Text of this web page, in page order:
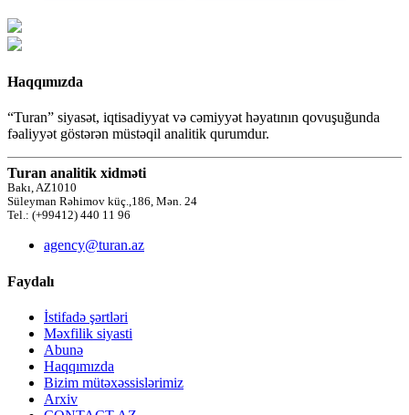
Haqqımızda
“Turan” siyasət, iqtisadiyyat və cəmiyyət həyatının qovuşuğunda
fəaliyyət göstərən müstəqil analitik qurumdur.
Turan analitik xidməti
Bakı, AZ1010
Süleyman Rəhimov küç.,186, Mən. 24
Tel.: (+99412) 440 11 96
agency@turan.az
Faydalı
İstifadə şərtləri
Məxfilik siyasti
Abunə
Haqqımızda
Bizim mütəxəssislərimiz
Arxiv